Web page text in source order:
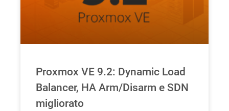
Proxmox VE 9.2: Dynamic Load
Balancer, HA Arm/Disarm e SDN
migliorato